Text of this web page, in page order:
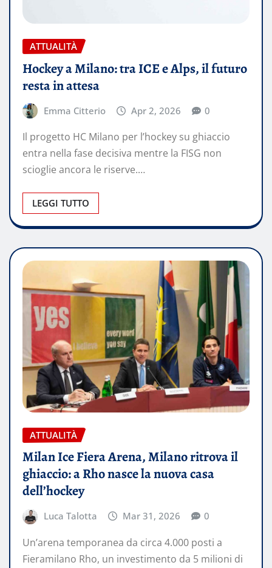
ATTUALITÀ
Hockey a Milano: tra ICE e Alps, il futuro
resta in attesa
Emma Citterio Apr 2, 2026 0
Il progetto HC Milano per l’hockey su ghiaccio
entra nella fase decisiva mentre la FISG non
scioglie ancora le riserve.…
LEGGI TUTTO
ATTUALITÀ
Milan Ice Fiera Arena, Milano ritrova il
ghiaccio: a Rho nasce la nuova casa
dell’hockey
Luca Talotta Mar 31, 2026 0
Un’arena temporanea da circa 4.000 posti a
Fieramilano Rho, un investimento da 5 milioni di